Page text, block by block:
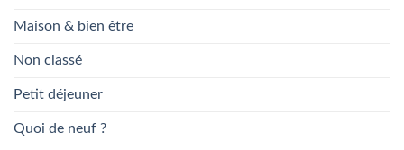
Maison & bien être
Non classé
Petit déjeuner
Quoi de neuf ?